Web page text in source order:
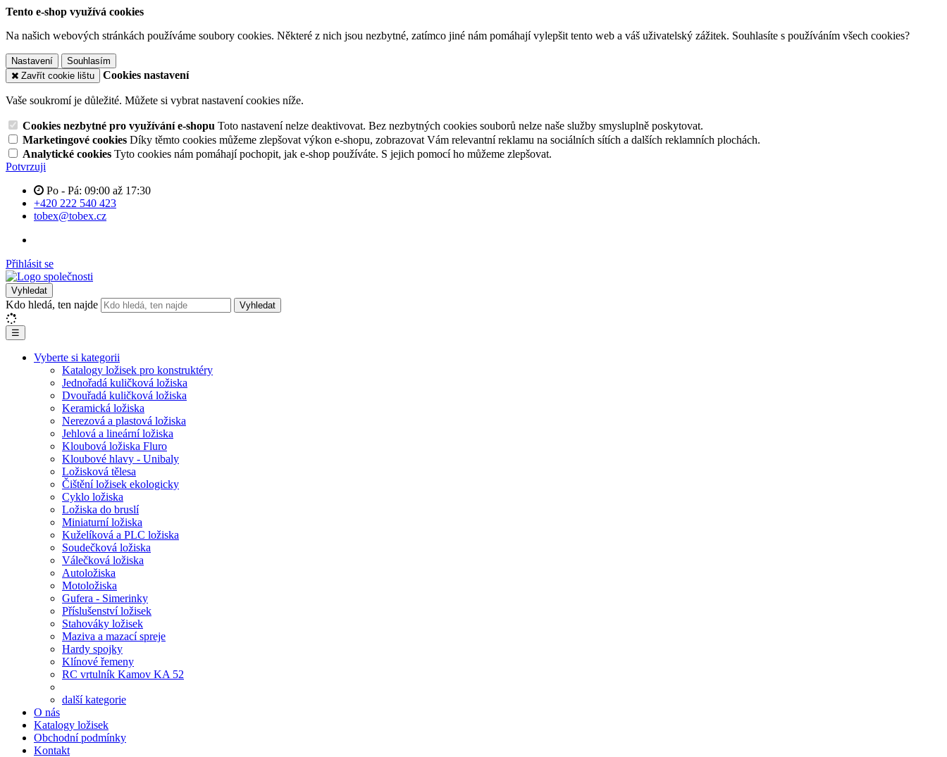
Tento e-shop využívá cookies
Na našich webových stránkách používáme soubory cookies. Některé z nich jsou nezbytné, zatímco jiné nám pomáhají vylepšit tento web a váš uživatelský zážitek. Souhlasíte s používáním všech cookies?
Nastavení
Souhlasím
Zavřít cookie lištu
Cookies nastavení
Vaše soukromí je důležité. Můžete si vybrat nastavení cookies níže.
Cookies nezbytné pro využívání e-shopu Toto nastavení nelze deaktivovat. Bez nezbytných cookies souborů nelze naše služby smysluplně poskytovat.
Marketingové cookies Díky těmto cookies můžeme zlepšovat výkon e-shopu, zobrazovat Vám relevantní reklamu na sociálních sítích a dalších reklamních plochách.
Analytické cookies Tyto cookies nám pomáhají pochopit, jak e-shop používáte. S jejich pomocí ho můžeme zlepšovat.
Potvrzuji
Po - Pá: 09:00 až 17:30
+420 222 540 423
tobex@tobex.cz
Přihlásit se
Vyhledat
Kdo hledá, ten najde Vyhledat
☰
Vyberte si kategorii
Katalogy ložisek pro konstruktéry
Jednořadá kuličková ložiska
Dvouřadá kuličková ložiska
Keramická ložiska
Nerezová a plastová ložiska
Jehlová a lineární ložiska
Kloubová ložiska Fluro
Kloubové hlavy - Unibaly
Ložisková tělesa
Čištění ložisek ekologicky
Cyklo ložiska
Ložiska do bruslí
Miniaturní ložiska
Kuželíková a PLC ložiska
Soudečková ložiska
Válečková ložiska
Autoložiska
Motoložiska
Gufera - Simerinky
Příslušenství ložisek
Stahováky ložisek
Maziva a mazací spreje
Hardy spojky
Klínové řemeny
RC vrtulník Kamov KA 52
další kategorie
O nás
Katalogy ložisek
Obchodní podmínky
Kontakt